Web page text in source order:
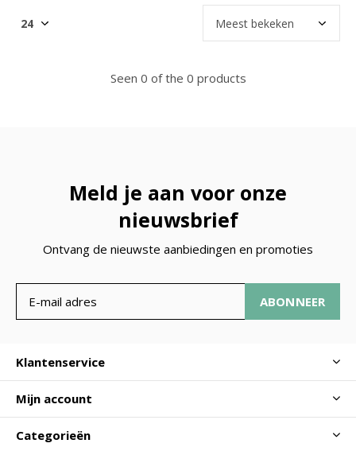
Seen 0 of the 0 products
Meld je aan voor onze
nieuwsbrief
Ontvang de nieuwste aanbiedingen en promoties
ABONNEER
Klantenservice
Mijn account
Categorieën